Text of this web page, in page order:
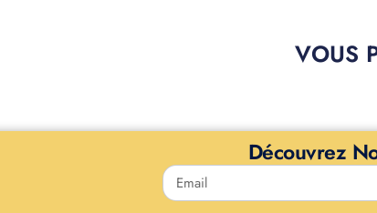
VOUS
Découvrez